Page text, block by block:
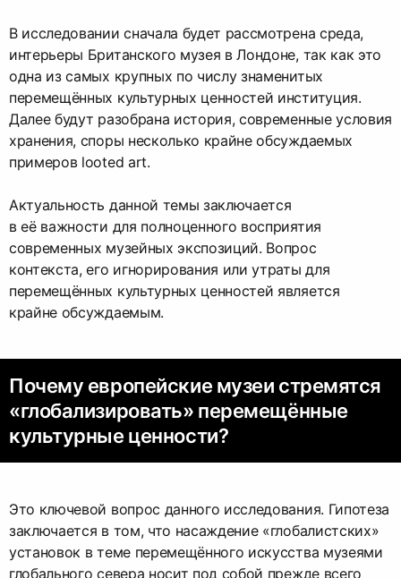
В исследовании сначала будет рассмотрена среда,
интерьеры Британского музея в Лондоне, так как это
одна из самых крупных по числу знаменитых
перемещённых культурных ценностей институция.
Далее будут разобрана история, современные условия
хранения, споры несколько крайне обсуждаемых
примеров looted art.
Актуальность данной темы заключается
в её важности для полноценного восприятия
современных музейных экспозиций. Вопрос
контекста, его игнорирования или утраты для
перемещённых культурных ценностей является
крайне обсуждаемым.
Почему европейские музеи стремятся
«глобализировать» перемещённые
культурные ценности?
Это ключевой вопрос данного исследования. Гипотеза
заключается в том, что насаждение «глобалистских»
установок в теме перемещённого искусства музеями
глобального севера носит под собой прежде всего